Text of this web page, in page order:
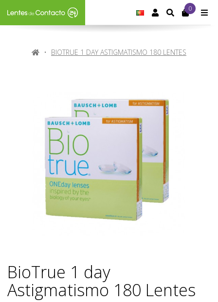
IDIOMA:
PORTUGUÊS
CONTA DE
SEARCH
0
HOMEBIOTRUE 1 DAY ASTIGMATISMO 180 LENTES
BioTrue 1 day
Astigmatismo 180 Lentes